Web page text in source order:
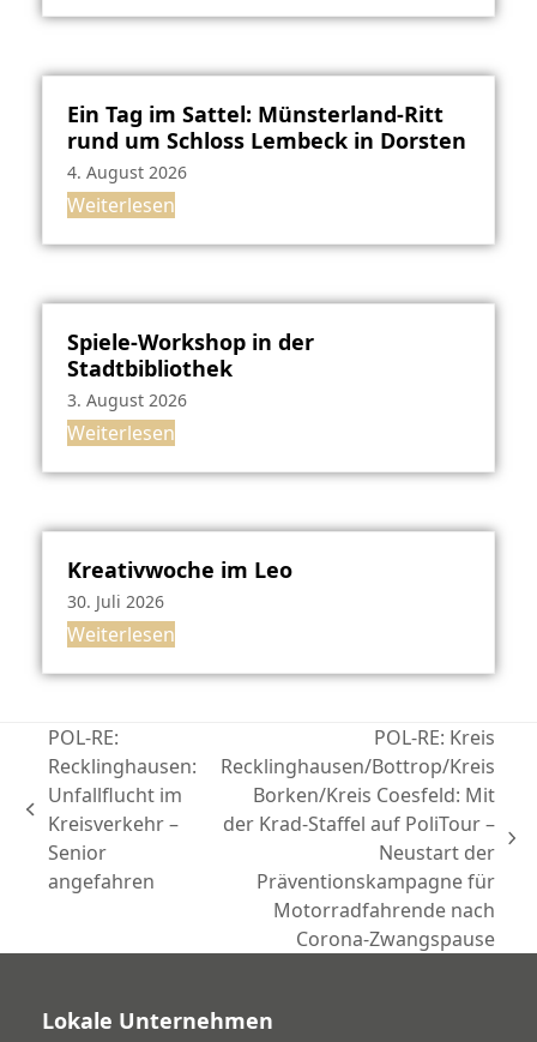
Ein Tag im Sattel: Münsterland-Ritt
rund um Schloss Lembeck in Dorsten
4. August 2026
Weiterlesen
Spiele-Workshop in der
Stadtbibliothek
3. August 2026
Weiterlesen
Kreativwoche im Leo
30. Juli 2026
Weiterlesen
vorheriger
Beitrag:
POL-RE:
Recklinghausen:
Unfallflucht im
Kreisverkehr –
Senior
angefahren
Beitrag:
POL-RE: Kreis
Recklinghausen/Bottrop/Kreis
Borken/Kreis Coesfeld: Mit
der Krad-Staffel auf PoliTour –
Neustart der
Präventionskampagne für
Motorradfahrende nach
Corona-Zwangspause
Lokale Unternehmen